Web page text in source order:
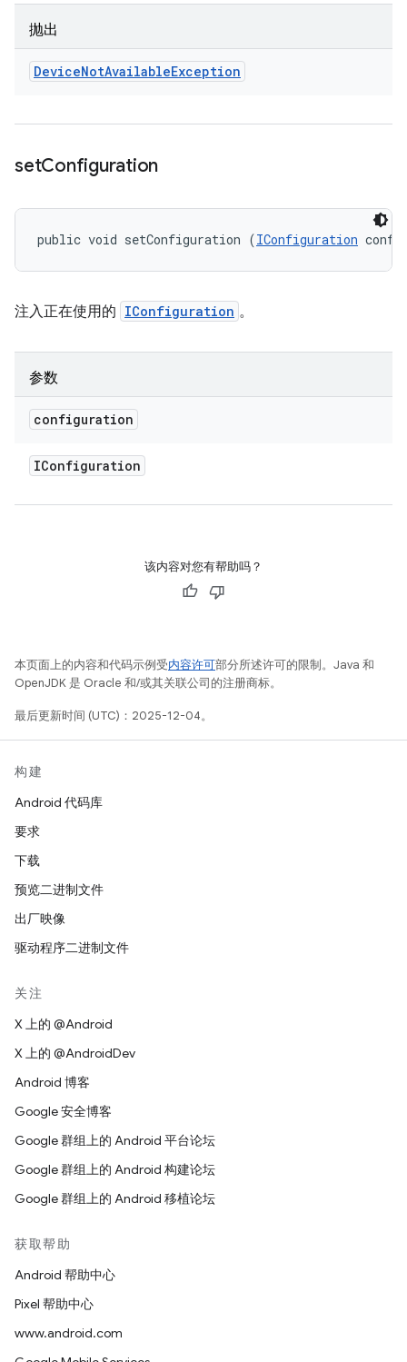
抛出
DeviceNotAvailableException
setConfiguration
public void setConfiguration (IConfiguration
注入正在使用的 IConfiguration 。
参数
configuration
IConfiguration
该内容对您有帮助吗？
本页面上的内容和代码示例受内容许可部分所述许可的限制。Java 和
OpenJDK 是 Oracle 和/或其关联公司的注册商标。
最后更新时间 (UTC)：2025-12-04。
构建
Android 代码库
要求
下载
预览二进制文件
出厂映像
驱动程序二进制文件
关注
X 上的 @Android
X 上的 @AndroidDev
Android 博客
Google 安全博客
Google 群组上的 Android 平台论坛
Google 群组上的 Android 构建论坛
Google 群组上的 Android 移植论坛
获取帮助
Android 帮助中心
Pixel 帮助中心
www.android.com